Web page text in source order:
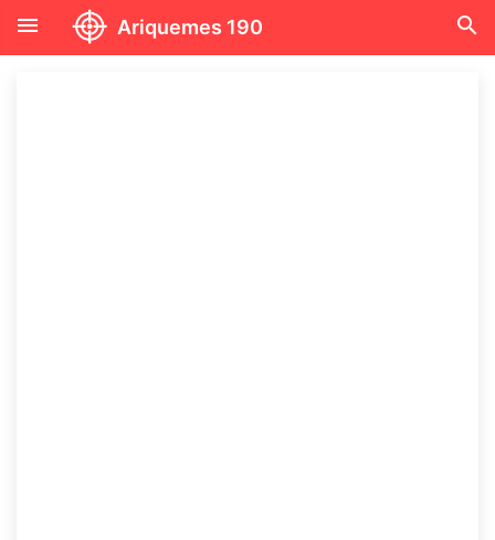
menu Ariquemes 190 search